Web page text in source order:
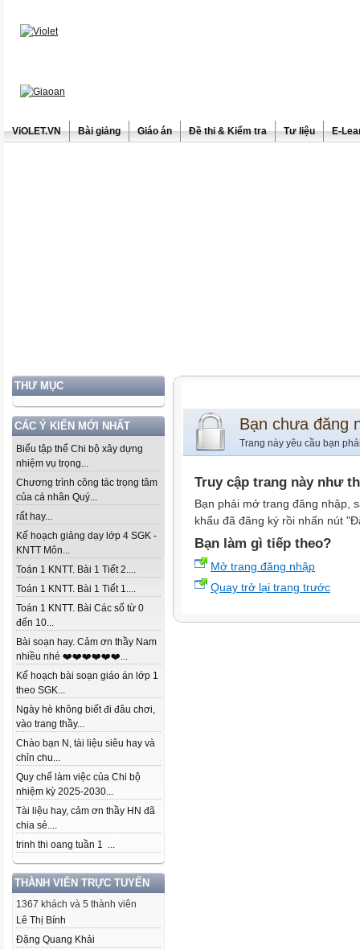
ViOLET.VN Bài giảng Giáo án Đề thi & Kiểm tra Tư liệu E-
THƯ MỤC
CÁC Ý KIẾN MỚI NHẤT
Biểu tập thể Chi bộ xây dựng
nhiệm vụ trọng...
Chương trình công tác trọng tâm
của cá nhân Quý...
rất hay...
Kế hoạch giảng dạy lớp 4 SGK -
KNTT Môn...
Toán 1 KNTT. Bài 1 Tiết 2....
Toán 1 KNTT. Bài 1 Tiết 1....
Toán 1 KNTT. Bài Các số từ 0
đến 10...
Bài soạn hay. Cảm ơn thầy Nam
nhiều nhé ❤️❤️❤️❤️❤️❤️...
Kế hoạch bài soạn giáo án lớp 1
theo SGK...
Ngày hè không biết đi đâu chơi,
vào trang thầy...
Chào bạn N, tài liệu siêu hay và
chỉn chu...
Quy chế làm việc của Chi bộ
nhiệm kỳ 2025-2030...
Tài liệu hay, cảm ơn thầy HN đã
chia sẻ....
trinh thi oang tuần 1 ...
THÀNH VIÊN TRỰC TUYẾN
1367 khách và 5 thành viên
Lê Thị Bính
Đặng Quang Khải
Bạn chưa đăng
Trang này yêu cầu bạn
Truy cập trang này như
Bạn phải mở trang đăng nhập,
khẩu đã đăng ký rồi nhấn nút
Bạn làm gì tiếp theo?
Mở trang đăng nhập
Quay trở lại trang trước